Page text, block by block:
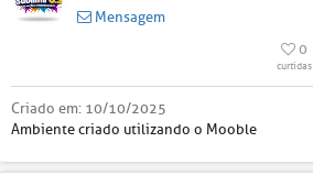
Mensagem
0
curtidas
Criado em: 10/10/2025
Ambiente criado utilizando o Mooble